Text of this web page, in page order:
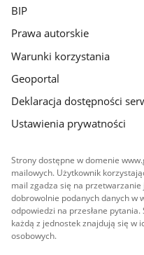
BIP
Prawa autorskie
Warunki korzystania
Geoportal
Deklaracja dostępności
Ustawienia prywatności
Strony dostępne w domenie
mailowych. Użytkownik
mail zgadza się na
dobrowolnie podanych danych w
odpowiedzi na przesłane
każdą z jednostek znajdują się w
osobowych.